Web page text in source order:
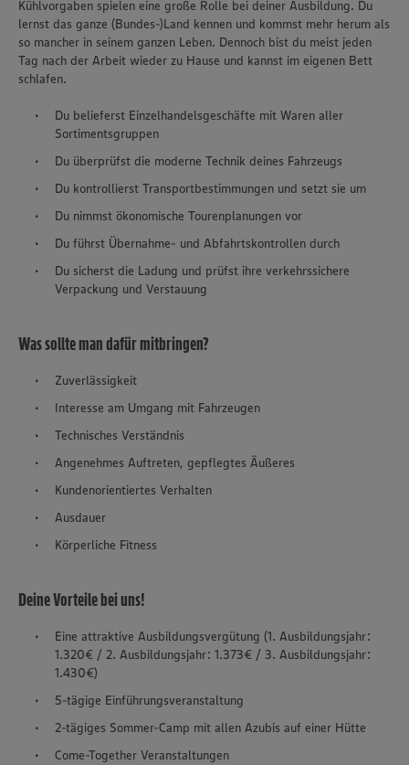
Kühlvorgaben spielen eine große Rolle bei deiner Ausbildung. Du
lernst das ganze (Bundes-)Land kennen und kommst mehr herum als
so mancher in seinem ganzen Leben. Dennoch bist du meist jeden
Tag nach der Arbeit wieder zu Hause und kannst im eigenen Bett
schlafen.
Du belieferst Einzelhandelsgeschäfte mit Waren aller
Sortimentsgruppen
Du überprüfst die moderne Technik deines Fahrzeugs
Du kontrollierst Transportbestimmungen und setzt sie um
Du nimmst ökonomische Tourenplanungen vor
Du führst Übernahme- und Abfahrtskontrollen durch
Du sicherst die Ladung und prüfst ihre verkehrssichere
Verpackung und Verstauung
Was sollte man dafür mitbringen?
Zuverlässigkeit
Interesse am Umgang mit Fahrzeugen
Technisches Verständnis
Angenehmes Auftreten, gepflegtes Äußeres
Kundenorientiertes Verhalten
Ausdauer
Körperliche Fitness
Deine Vorteile bei uns!
Eine attraktive Ausbildungsvergütung (1. Ausbildungsjahr:
1.320€ / 2. Ausbildungsjahr: 1.373€ / 3. Ausbildungsjahr:
1.430€)
5-tägige Einführungsveranstaltung
2-tägiges Sommer-Camp mit allen Azubis auf einer Hütte
Come-Together Veranstaltungen